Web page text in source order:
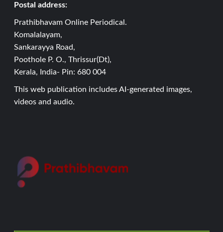
Postal address:
Prathibhavam Online Periodical.
Komalalayam,
Sankarayya Road,
Poothole P. O., Thrissur(Dt),
Kerala, India- Pin: 680 004
This web publication includes AI-generated images,
videos and audio.